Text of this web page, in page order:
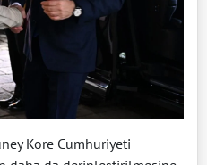
Kore Cumhuriyeti